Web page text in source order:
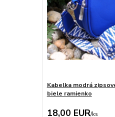
Kabelka modrá
biele ramienko
18,00 EUR/ks